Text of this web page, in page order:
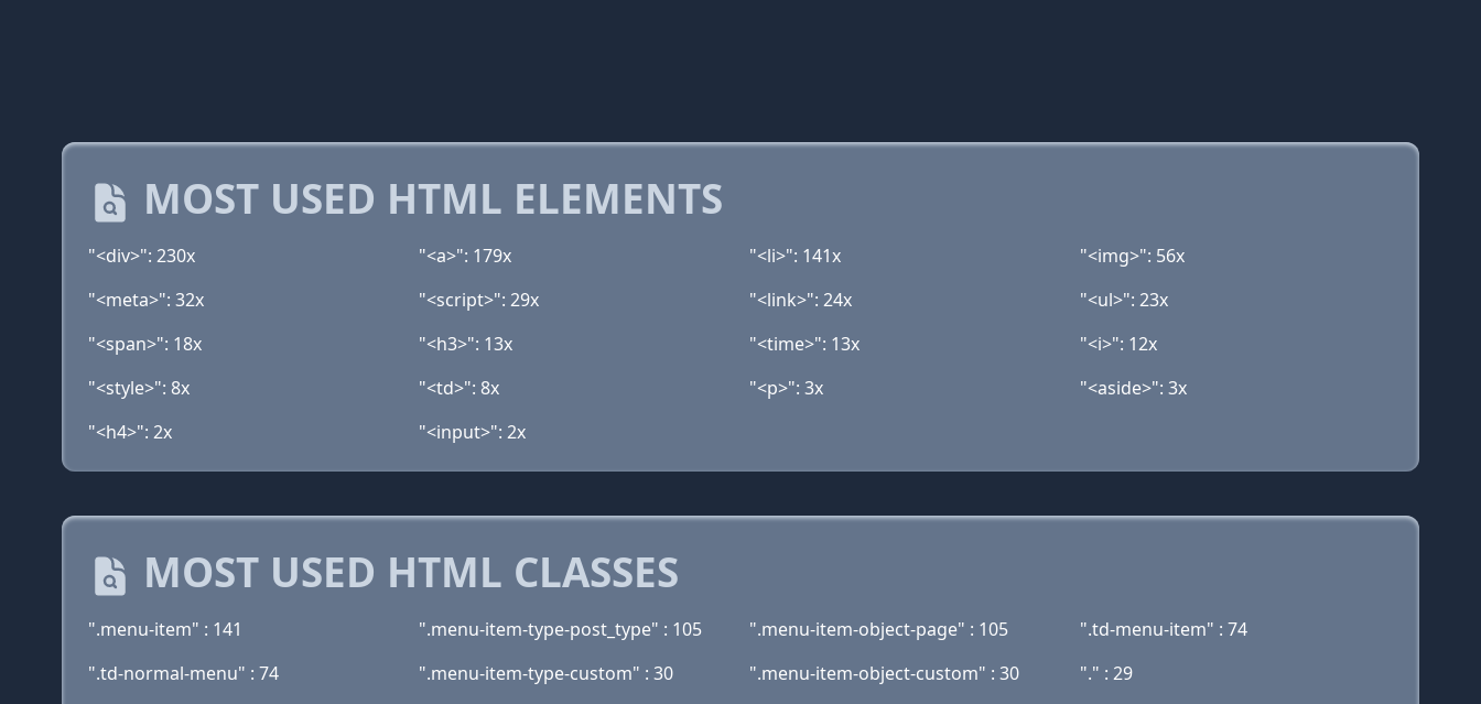
MOST USED HTML ELEMENTS
"<div>": 230x "<a>": 179x "<li>": 141x
"<img>": 56x
"<meta>": 32x
"<script>": 29x "<link>": 24x
"<ul>": 23x
"<span>": 18x
"<h3>": 13x "<time>": 13x
"<i>": 12x
"<style>": 8x
"<td>": 8x "<p>": 3x
"<aside>": 3x
"<h4>": 2x
"<input>": 2x
MOST USED HTML CLASSES
".menu-item" : 141 ".menu-item-type-post_type" : 105 ".menu-item-object-page" : 105
".td-menu-item" : 74
".td-normal-menu" : 74
".menu-item-type-custom" : 30 ".menu-item-object-custom" : 30
"." : 29